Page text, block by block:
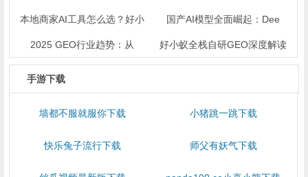
本地商家AI工具怎么选？好小 国产AI模型全面崛起：Dee
2025 GEO行业趋势：从 好小蚁全栈自研GEO深度解读
手游下载
墙都不服就服你下载 小猪跳一跳下载
快乐兔子流行下载 师父有妖气下载